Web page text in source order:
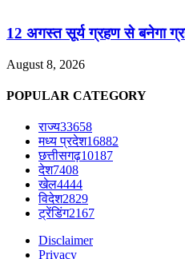
12 अगस्त सूर्य ग्रहण से बनेगा
August 8, 2026
POPULAR CATEGORY
राज्य33658
मध्य प्रदेश16882
छत्तीसगढ़10187
देश7408
खेल4444
विदेश2829
ट्रेंडिंग2167
Disclaimer
Privacy